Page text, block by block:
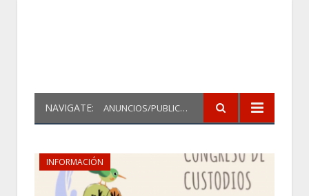
NAVIGATE: ANUNCIOS/PUBLICACIONES
INFORMACIÓN